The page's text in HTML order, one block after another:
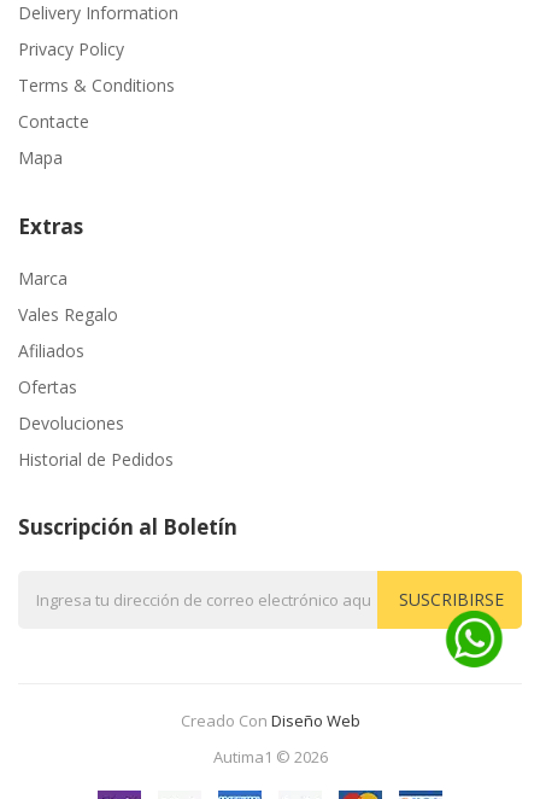
Delivery Information
Privacy Policy
Terms & Conditions
Contacte
Mapa
Extras
Marca
Vales Regalo
Afiliados
Ofertas
Devoluciones
Historial de Pedidos
Suscripción al Boletín
SUSCRIBIRSE
Creado Con Diseño Web
Autima1 © 2026